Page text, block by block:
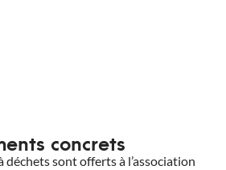
concrets
déchets sont offerts à l’association